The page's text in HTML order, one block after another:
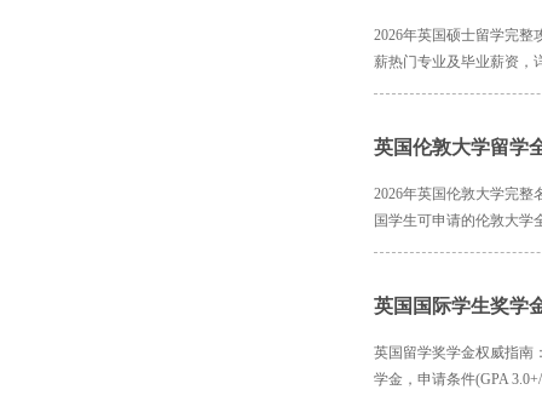
2026年英国硕士留学完
薪热门专业及毕业薪资，
英国伦敦大学留学
2026年英国伦敦大学完整
国学生可申请的伦敦大学
英国国际学生奖学
英国留学奖学金权威指南
学金，申请条件(GPA